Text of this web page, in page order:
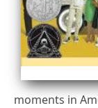
moments in